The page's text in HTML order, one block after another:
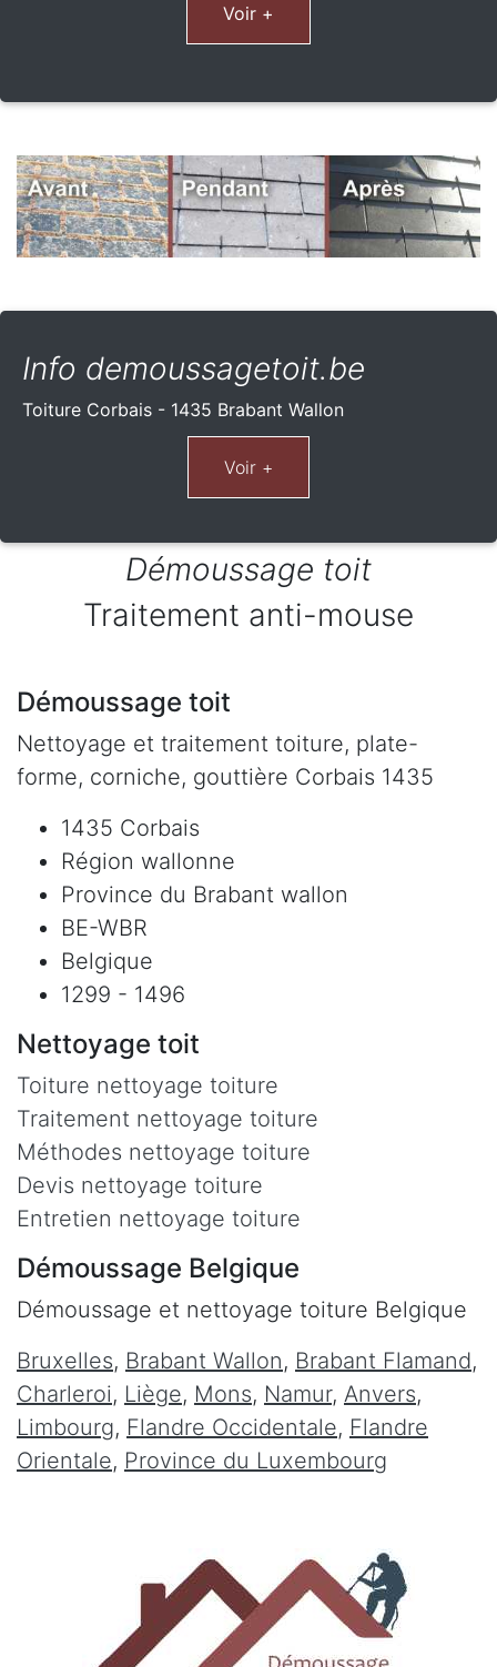
Voir +
Info demoussagetoit.be
Toiture Corbais - 1435 Brabant Wallon
Démoussage toit
Traitement anti-mouse
Démoussage toit
Nettoyage et traitement toiture, plate-
forme, corniche, gouttière Corbais 1435
1435 Corbais
Région wallonne
Province du Brabant wallon
BE-WBR
Belgique
1299 - 1496
Nettoyage toit
Toiture nettoyage toiture
Traitement nettoyage toiture
Méthodes nettoyage toiture
Devis nettoyage toiture
Entretien nettoyage toiture
Démoussage Belgique
Démoussage et nettoyage toiture Belgique
Bruxelles, Brabant Wallon, Brabant Flamand,
Charleroi, Liège, Mons, Namur, Anvers,
Limbourg, Flandre Occidentale, Flandre
Orientale, Province du Luxembourg